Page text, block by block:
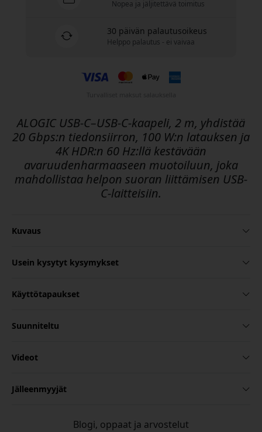
Nopea ja jäljitettävä toimitus
30 päivän palautusoikeus
Helppo palautus - ei vaivaa
ALOGIC USB-C–USB-C-kaapeli, 2 m, yhdistää
20 Gbps:n tiedonsiirron, 100 W:n latauksen ja
4K HDR:n 60 Hz:llä kestävään
avaruudenharmaaseen muotoiluun, joka
mahdollistaa helpon suoran liittämisen USB-
C-laitteisiin.
Kuvaus
Usein kysytyt kysymykset
Käyttötapaukset
Suunniteltu
Videot
Jälleenmyyjät
Blogi, oppaat ja arvostelut